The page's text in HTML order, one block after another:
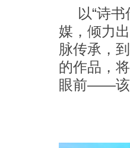
以“诗
媒，倾力
脉传承，
的作品，
眼前——该